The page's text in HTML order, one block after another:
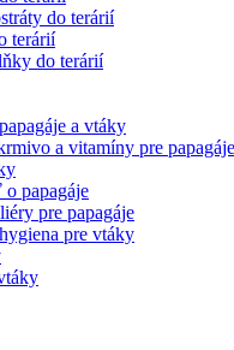
do terárií
terárií
do terárií
a vtáky
a vitamíny pre
papagáje
pre papagáje
pre vtáky